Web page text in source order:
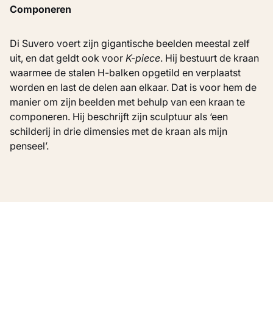
Componeren
Di Suvero voert zijn gigantische beelden meestal zelf
uit, en dat geldt ook voor K-piece. Hij bestuurt de kraan
waarmee de stalen H-balken opgetild en verplaatst
worden en last de delen aan elkaar. Dat is voor hem de
manier om zijn beelden met behulp van een kraan te
componeren. Hij beschrijft zijn sculptuur als ‘een
schilderij in drie dimensies met de kraan als mijn
penseel’.